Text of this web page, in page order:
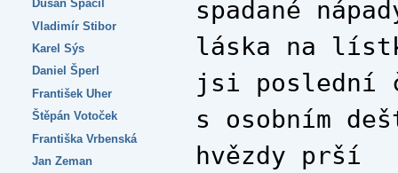
Dušan Spáčil
Vladimír Stibor
Karel Sýs
Daniel Šperl
František Uher
Štěpán Votoček
Františka Vrbenská
Jan Zeman
spadané
láska na
jsi poslední
s osobním
hvězdy prší